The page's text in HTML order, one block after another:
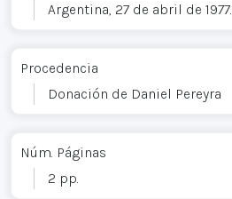
Argentina, 27 de abril de 1977.
Procedencia
Donación de Daniel Pereyra
Núm. Páginas
2 pp.